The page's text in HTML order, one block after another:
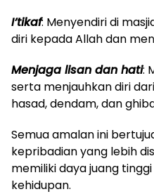
I’tikaf: Menyendiri di
diri kepada Allah dan
Menjaga lisan dan hati:
serta menjauhkan diri
hasad, dendam, dan
Semua amalan ini
kepribadian yang lebih
memiliki daya juang
kehidupan.